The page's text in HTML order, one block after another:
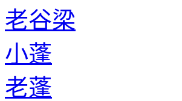
老谷梁
小蓬
老蓬